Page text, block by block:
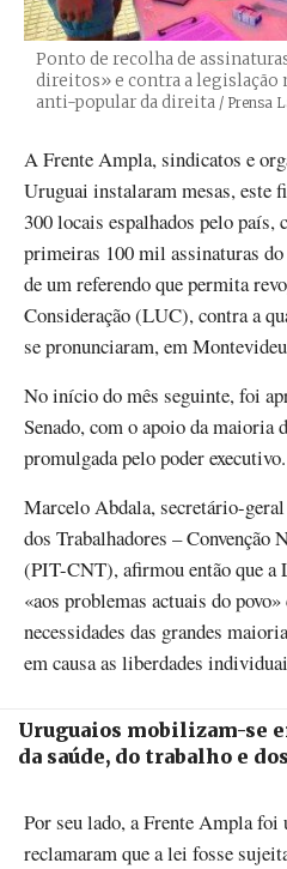
Ponto de recolha de
direitos» e contra a legislação
anti-popular da direita Créditos
/ Prensa
A Frente Ampla, sindicatos e
Uruguai instalaram mesas, este
300 locais espalhados pelo
primeiras 100 mil assinaturas
de um referendo que permita
Consideração (LUC), contra a
se pronunciaram, em
No início do mês seguinte, foi
Senado, com o apoio da maioria
promulgada pelo poder executivo.
Marcelo Abdala, secretário-
dos Trabalhadores – Convenção
(PIT-CNT), afirmou então que a
«aos problemas actuais do
necessidades das grandes
em causa as liberdades
Uruguaios mobilizam-se
da saúde, do trabalho e
Por seu lado, a Frente Ampla foi
reclamaram que a lei fosse